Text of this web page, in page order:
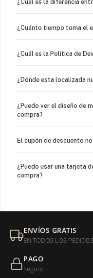
¿Cuál es la diferencia
¿Cuánto tiempo toma el
¿Cuál es la Política de
¿Dónde esta localizada
¿Puedo ver el diseño de
compra?
El cupón de descuento
¿Puedo usar una tarjeta
compra?
Mi orden fue devuelta
entregada?
¿Sus productos son
ENVÍOS GRATIS
EN TODOS LOS
PAGO
Seguro